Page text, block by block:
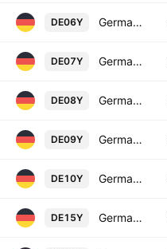
DE06Y Germany 6 Year Government Bonds Yield
DE07Y Germany 7 Year Government Bonds Yield
DE08Y Germany 8 Year Government Bonds Yield
DE09Y Germany 9 Year Government Bonds Yield
DE10Y Germany 10 Year Government Bonds Yield
DE15Y Germany 15 Year Government Bonds Yield